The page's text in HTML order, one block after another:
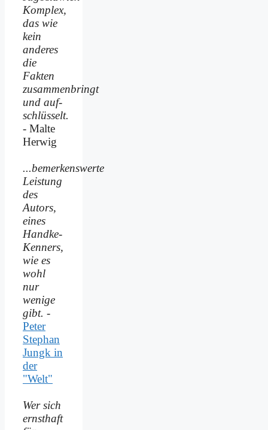
Komplex,
das wie
kein
anderes
die
Fakten
zusammenbringt
und auf­
schlüsselt.
- Malte
Herwig
...bemerkenswerte
Leistung
des
Autors,
eines
Handke-
Kenners,
wie es
wohl
nur
wenige
gibt. -
Peter
Stephan
Jungk in
der
"Welt"
Wer sich
ernsthaft